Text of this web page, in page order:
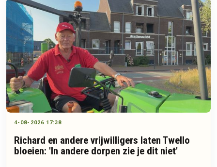
4-08-2026 17:38
Richard en andere vrijwilligers laten Twello
bloeien: 'In andere dorpen zie je dit niet'